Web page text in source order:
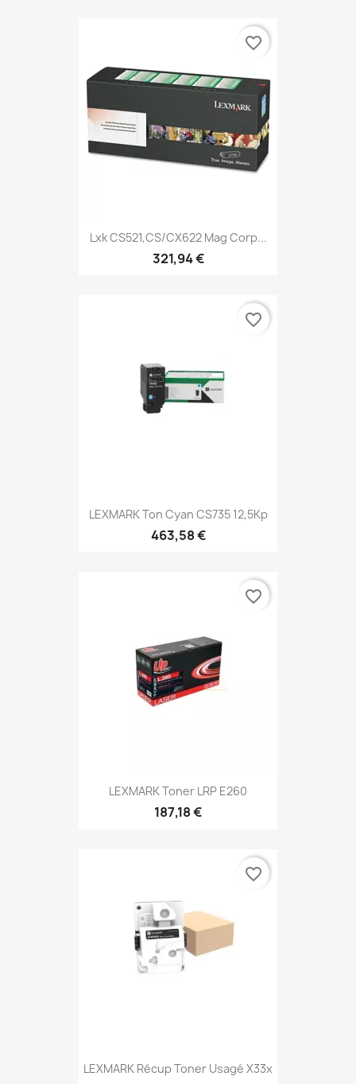
Lxk CS521,CS/CX622 Mag Corp...
321,94 €
favorite_border
LEXMARK Ton Cyan CS735 12,5Kp
463,58 €
favorite_border
LEXMARK Toner LRP E260
187,18 €
favorite_border
LEXMARK Récup Toner Usagé X33x
favorite_border